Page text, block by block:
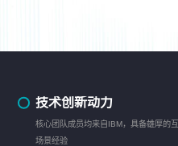
技术创新动力
核心团队成员均来自IBM，具备雄厚的
场景经验